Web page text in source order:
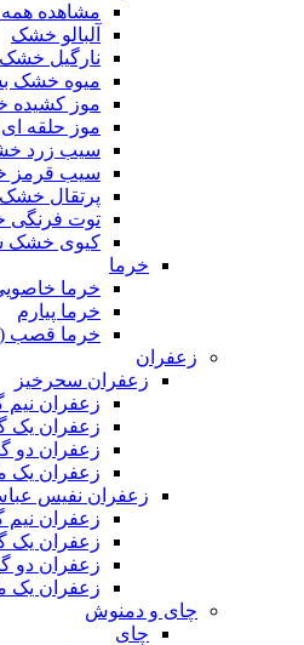
مشاهده
آلبالو خشک
نارگیل
میوه خشک
موز
موز حلقه
سیب زرد
سیب قرمز
پرتقال
توت
کیوی خشک
خرما
خرما
خرما پیارم
خرما قصب
زعفران
زعفران سحرخیز
زعفران
زعفران یک
زعفران دو
زعفران یک
زعفران نفیس
زعفران
زعفران یک
زعفران دو
زعفران یک
چای و دمنوش
چای